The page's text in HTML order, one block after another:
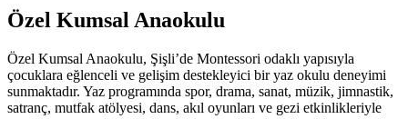
Özel Kumsal Anaokulu
Özel Kumsal Anaokulu, Şişli’de Montessori odaklı yapısıyla
çocuklara eğlenceli ve gelişim destekleyici bir yaz okulu deneyimi
sunmaktadır. Yaz programında spor, drama, sanat, müzik, jimnastik,
satranç, mutfak atölyesi, dans, akıl oyunları ve gezi etkinlikleriyle